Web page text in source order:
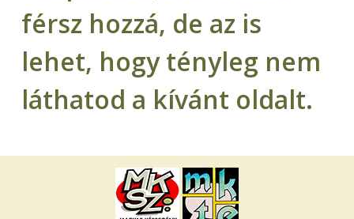
férsz hozzá, de az is
lehet, hogy tényleg nem
láthatod a kívánt oldalt.